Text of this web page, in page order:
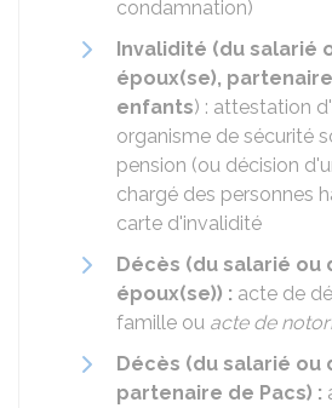
condamnation)
Invalidité (du salarié
époux(se),
enfants) : attestation
organisme de sécurité
pension (ou décision
chargé des personnes
carte d'invalidité
Décès (du salarié ou
époux(se)) : acte de
famille ou acte de
Décès (du salarié ou
partenaire de Pacs) :